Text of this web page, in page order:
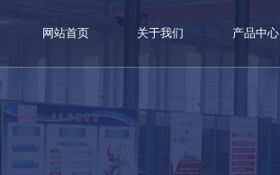
网站首页 关于我们 产品中心